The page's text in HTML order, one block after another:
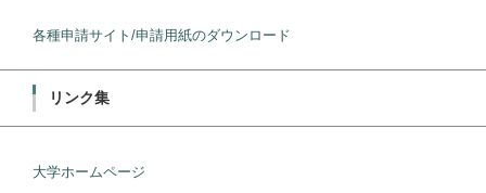
各種申請サイト/申請用紙のダウンロード
リンク集
大学ホームページ